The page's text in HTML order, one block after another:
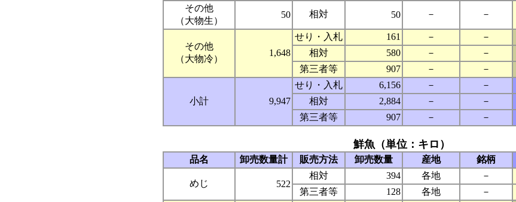
その他
（大物生）
50 相対 50 － －
その他
（大物冷）
1,648
せり・入札 161 － －
相対
580 － －
第三者等
907 － －
小計 9,947
せり・入札 6,156 － －
相対
2,884 － －
第三者等
907 － －
鮮魚（単位：キロ）
品名 卸売数量計 販売方法 卸売数量 産地 銘柄
めじ 522
相対 394 各地 －
第三者等
128 各地 －